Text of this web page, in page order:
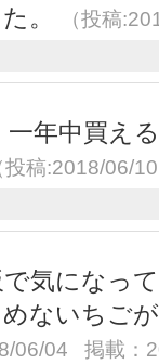
。
（投稿
年中買え
投稿:2018/06/
気になっ
ないちご
06/04 掲載：